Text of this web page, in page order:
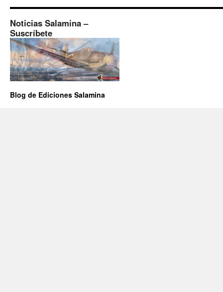
Noticias Salamina –
Suscríbete
Blog de Ediciones Salamina